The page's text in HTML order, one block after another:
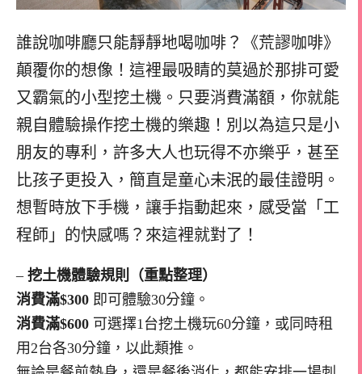
誰說咖啡廳只能靜靜地喝咖啡？《荒謬咖啡》
顛覆你的想像！這裡最吸睛的莫過於那排可愛
又霸氣的小型挖土機。只要消費滿額，你就能
親自體驗操作挖土機的樂趣！別以為這只是小
朋友的專利，許多大人也玩得不亦樂乎，甚至
比孩子更投入，簡直是童心未泯的最佳證明。
想暫時放下手機，讓手指動起來，感受當「工
程師」的快感嗎？來這裡就對了！
– 挖土機體驗規則（重點整理）
消費滿$300 即可體驗30分鐘。
消費滿$600 可選擇1台挖土機玩60分鐘，或同時租
用2台各30分鐘，以此類推。